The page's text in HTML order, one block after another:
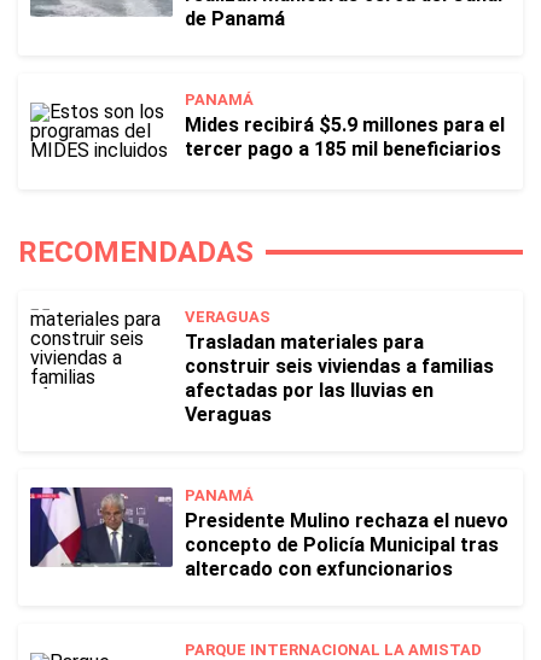
de Panamá
PANAMÁ
Mides recibirá $5.9 millones para el
tercer pago a 185 mil beneficiarios
RECOMENDADAS
VERAGUAS
Trasladan materiales para
construir seis viviendas a familias
afectadas por las lluvias en
Veraguas
PANAMÁ
Presidente Mulino rechaza el nuevo
concepto de Policía Municipal tras
altercado con exfuncionarios
PARQUE INTERNACIONAL LA AMISTAD